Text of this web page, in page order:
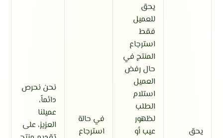
يحق
يحق
للعميل
فقط
استرجاع
المنتج في
حال رفض
العميل
استلام
الطلب
لظهور
عيب أو
في حالة
استرجاع
نحن نحرص
دائماً،
عميلنا
العزيز، على